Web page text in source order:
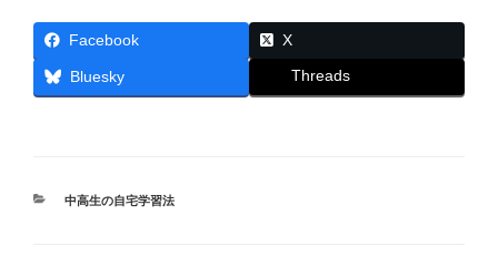
Facebook X
Bluesky Threads
カ
中高生の自宅学習法